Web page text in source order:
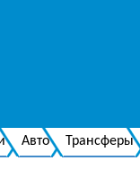
Авто Трансферы